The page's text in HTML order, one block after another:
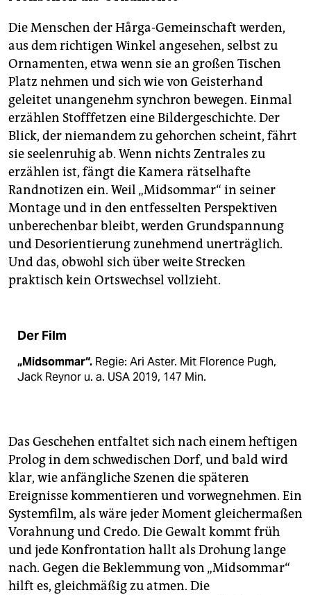
Die Menschen der Hårga-Gemeinschaft werden,
aus dem richtigen Winkel angesehen, selbst zu
Ornamenten, etwa wenn sie an großen Tischen
Platz nehmen und sich wie von Geisterhand
geleitet unangenehm synchron bewegen. Einmal
erzählen Stofffetzen eine Bildergeschichte. Der
Blick, der niemandem zu gehorchen scheint, fährt
sie seelenruhig ab. Wenn nichts Zentrales zu
erzählen ist, fängt die Kamera rätselhafte
Randnotizen ein. Weil „Midsommar“ in seiner
Montage und in den entfesselten Perspektiven
unberechenbar bleibt, werden Grundspannung
und Desorientierung zunehmend unerträglich.
Und das, obwohl sich über weite Strecken
praktisch kein Ortswechsel vollzieht.
Der Film
„Midsommar“. Regie: Ari Aster. Mit Florence Pugh,
Jack Reynor u. a. USA 2019, 147 Min.
Das Geschehen entfaltet sich nach einem heftigen
Prolog in dem schwedischen Dorf, und bald wird
klar, wie anfängliche Szenen die späteren
Ereignisse kommentieren und vorwegnehmen. Ein
Systemfilm, als wäre jeder Moment gleichermaßen
Vorahnung und Credo. Die Gewalt kommt früh
und jede Konfrontation hallt als Drohung lange
nach. Gegen die Beklemmung von „Midsommar“
hilft es, gleichmäßig zu atmen. Die